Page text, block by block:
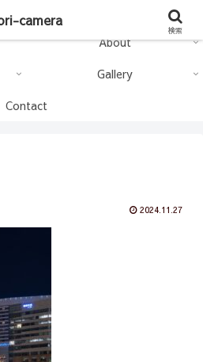
camera
About
Gallery
Contact
2024.11.27
camera
検索